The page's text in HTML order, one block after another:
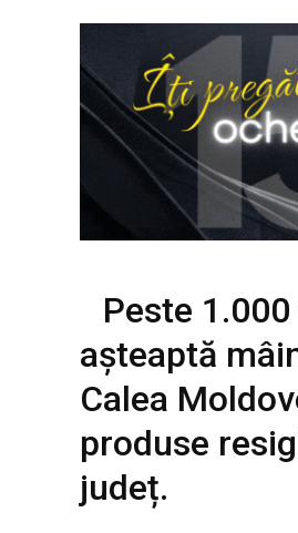
Peste
așteaptă
Calea
produse
județ.